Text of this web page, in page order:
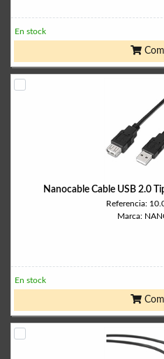
En stock
Nanocable Cable USB 2.0
Referencia:
Marca:
En stock